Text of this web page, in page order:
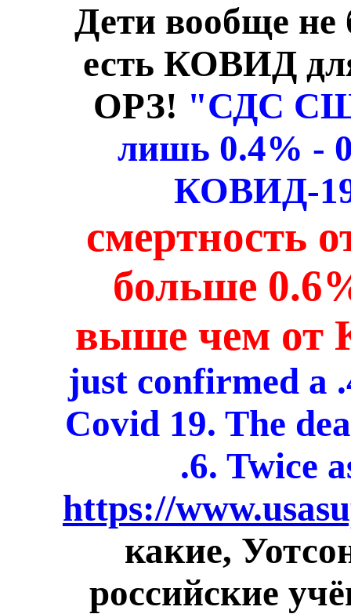
Дети вообще
есть КОВИД
ОРЗ! "СДС
лишь 0.4% -
КОВИД-
смертность
больше
выше чем
just confirmed a
Covid 19. The
.6. Twice
https://
какие,
российские